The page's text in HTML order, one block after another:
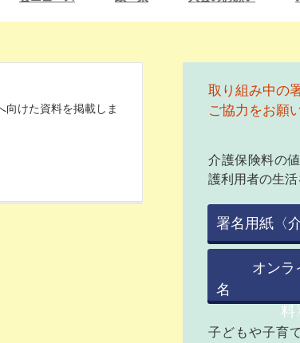
向けた資料を掲載しま
取り組み中の
ご協力をお願
介護保険料の
護利用者の生
署名用紙〈
オンラ
名 〈
料
子どもや子育